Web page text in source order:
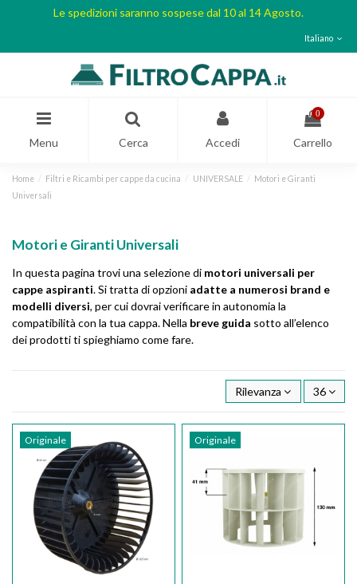
Le spedizioni saranno sospese dal 10 al 14 Agosto.
Italiano
Menu Cerca Accedi
0
Carrello
Home Filtri e Ricambi per cappe da cucina UNIVERSALE
Motori e Giranti
Universali
Motori e Giranti Universali
In questa pagina trovi una selezione di motori universali per
cappe aspiranti. Si tratta di opzioni adatte a numerosi brand e
modelli diversi, per cui dovrai verificare in autonomia la
compatibilità con la tua cappa. Nella breve guida sotto all’elenco
dei prodotti ti spieghiamo come fare.
Rilevanza 36
Originale Originale